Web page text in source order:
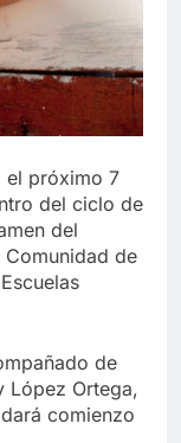
el próximo 7
del ciclo de
del
de
de
López Ortega,
comienzo